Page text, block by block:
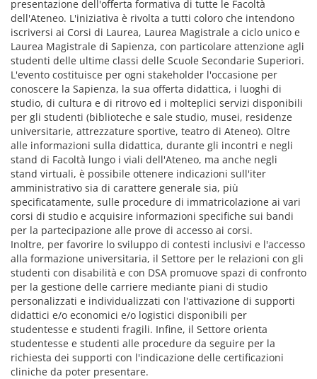
presentazione dell'offerta formativa di tutte le Facoltà
dell'Ateneo. L'iniziativa è rivolta a tutti coloro che intendono
iscriversi ai Corsi di Laurea, Laurea Magistrale a ciclo unico e
Laurea Magistrale di Sapienza, con particolare attenzione agli
studenti delle ultime classi delle Scuole Secondarie Superiori.
L'evento costituisce per ogni stakeholder l'occasione per
conoscere la Sapienza, la sua offerta didattica, i luoghi di
studio, di cultura e di ritrovo ed i molteplici servizi disponibili
per gli studenti (biblioteche e sale studio, musei, residenze
universitarie, attrezzature sportive, teatro di Ateneo). Oltre
alle informazioni sulla didattica, durante gli incontri e negli
stand di Facoltà lungo i viali dell'Ateneo, ma anche negli
stand virtuali, è possibile ottenere indicazioni sull'iter
amministrativo sia di carattere generale sia, più
specificatamente, sulle procedure di immatricolazione ai vari
corsi di studio e acquisire informazioni specifiche sui bandi
per la partecipazione alle prove di accesso ai corsi.
Inoltre, per favorire lo sviluppo di contesti inclusivi e l'accesso
alla formazione universitaria, il Settore per le relazioni con gli
studenti con disabilità e con DSA promuove spazi di confronto
per la gestione delle carriere mediante piani di studio
personalizzati e individualizzati con l'attivazione di supporti
didattici e/o economici e/o logistici disponibili per
studentesse e studenti fragili. Infine, il Settore orienta
studentesse e studenti alle procedure da seguire per la
richiesta dei supporti con l'indicazione delle certificazioni
cliniche da poter presentare.